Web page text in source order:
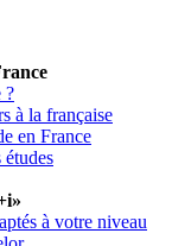
?
à la française
en France
études
à votre niveau